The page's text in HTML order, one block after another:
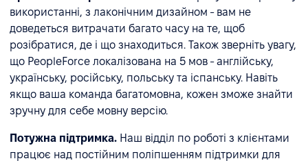
використанні, з лаконічним дизайном - вам не
доведеться витрачати багато часу на те, щоб
розібратися, де і що знаходиться. Також зверніть увагу,
що PeopleForce локалізована на 5 мов - англійську,
українську, російську, польську та іспанську. Навіть
якщо ваша команда багатомовна, кожен зможе знайти
зручну для себе мовну версію.
Потужна підтримка. Наш відділ по роботі з клієнтами
працює над постійним поліпшенням підтримки для